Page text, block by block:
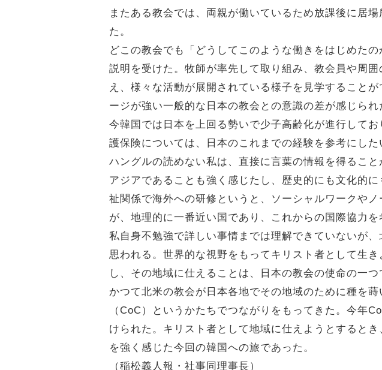
またある教会では、両親が働いているため放課後に居
た。
どこの教会でも「どうしてこのような働きをはじめた
説明を受けた。牧師が率先して取り組み、教会員や周
え、様々な活動が展開されている様子を見学すること
ージが強い一般的な日本の教会との意識の差が感じられ
今韓国では日本を上回る勢いで少子高齢化が進行して
護保険については、日本のこれまでの経験を参考にした
ハングルの読めない私は、直接に言葉の情報を得るこ
アジアであることも強く感じたし、歴史的にも文化的
祉関係で海外への研修というと、ソーシャルワークや
が、地理的に一番近い国であり、これからの国際協力
私自身不勉強で詳しい事情までは理解できていないが
思われる。世界的な視野をもってキリスト者として生
し、その地域に仕えることは、日本の教会の使命の一つ
かつて北米の教会が日本各地でその地域のために種を
（CoC）というかたちでつながりをもってきた。今年
けられた。キリスト者として地域に仕えようとすると
を強く感じた今回の韓国への旅であった。
（稲松義人報・社事同理事長）